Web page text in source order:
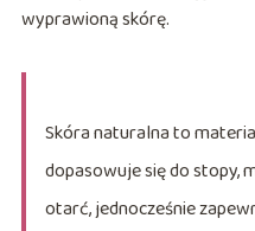
wyprawioną skórę.
Skóra naturalna to
dopasowuje się do stopy,
otarć, jednocześnie